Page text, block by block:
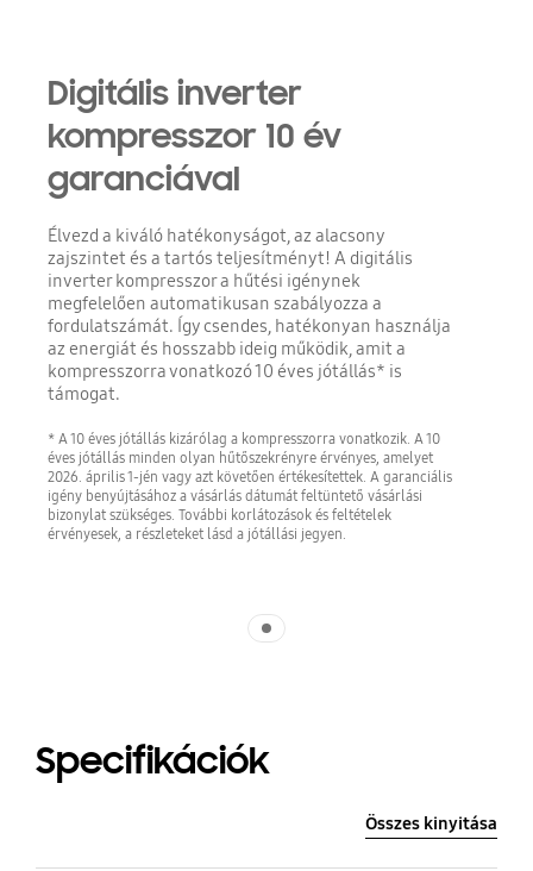
Digitális inverter
kompresszor 10 év
garanciával
Élvezd a kiváló hatékonyságot, az alacsony
zajszintet és a tartós teljesítményt! A digitális
inverter kompresszor a hűtési igénynek
megfelelően automatikusan szabályozza a
fordulatszámát. Így csendes, hatékonyan használja
az energiát és hosszabb ideig működik, amit a
kompresszorra vonatkozó 10 éves jótállás* is
támogat.
* A 10 éves jótállás kizárólag a kompresszorra vonatkozik. A 10
éves jótállás minden olyan hűtőszekrényre érvényes, amelyet
2026. április 1-jén vagy azt követően értékesítettek. A garanciális
igény benyújtásához a vásárlás dátumát feltüntető vásárlási
bizonylat szükséges. További korlátozások és feltételek
érvényesek, a részleteket lásd a jótállási jegyen.
Specifikációk
Összes kinyitása